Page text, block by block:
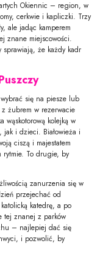
Okiennic – region, w
cerkwie i kapliczki. Trzy
ale jadąc kamperem
znane miejscowości.
że każdy kadr
się na piesze lub
z żubrem w rezerwacie
wąskotorową kolejką w
jak i dzieci. Białowieża i
ciszą i majestatem
rytmie. To drugie, by
zanurzenia się w
przejechać od
katedrę, a po
tej znanej z parków
– najlepiej dać się
i pozwolić, by